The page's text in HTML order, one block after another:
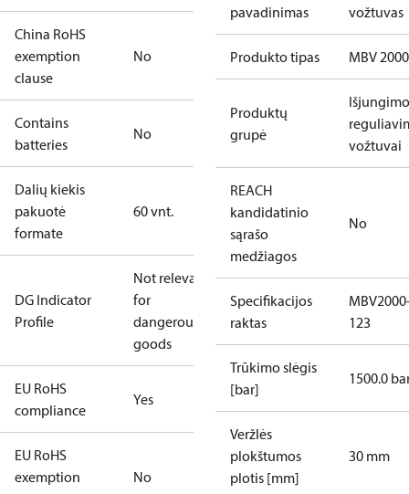
China RoHS
exemption
clause
No
Contains
batteries
No
Dalių kiekis
pakuotė
formate
60 vnt.
DG Indicator
Profile
Not relevant
for
dangerous
goods
EU RoHS
compliance
Yes
EU RoHS
exemption
No
pavadinimas
vožtuvas
Produkto tipas MBV 2000
Produktų
grupė
vožtuvai
REACH
kandidatinio
sąrašo
medžiagos
No
Specifikacijos
raktas
123
Trūkimo slėgis
[bar]
1500.0
Veržlės
plokštumos
plotis [mm]
30 mm